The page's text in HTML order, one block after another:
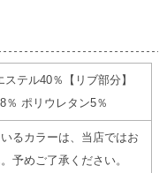
ステル40％【リブ部分】
％ ポリウレタン5％
るカラーは、当店ではお
予めご了承ください。